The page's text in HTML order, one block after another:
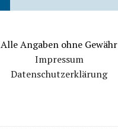
Alle Angaben ohne Gewähr
Impressum
Datenschutzerklärung